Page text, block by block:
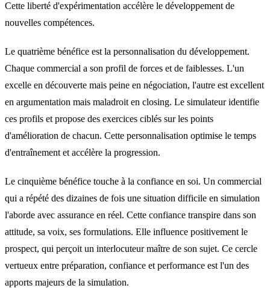
Cette liberté d'expérimentation accélère le développement de
nouvelles compétences.
Le quatrième bénéfice est la personnalisation du développement.
Chaque commercial a son profil de forces et de faiblesses. L'un
excelle en découverte mais peine en négociation, l'autre est excellent
en argumentation mais maladroit en closing. Le simulateur identifie
ces profils et propose des exercices ciblés sur les points
d'amélioration de chacun. Cette personnalisation optimise le temps
d'entraînement et accélère la progression.
Le cinquième bénéfice touche à la confiance en soi. Un commercial
qui a répété des dizaines de fois une situation difficile en simulation
l'aborde avec assurance en réel. Cette confiance transpire dans son
attitude, sa voix, ses formulations. Elle influence positivement le
prospect, qui perçoit un interlocuteur maître de son sujet. Ce cercle
vertueux entre préparation, confiance et performance est l'un des
apports majeurs de la simulation.